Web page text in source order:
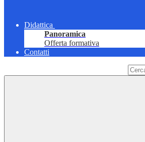
Didattica
Panoramica
Offerta formativa
Contatti